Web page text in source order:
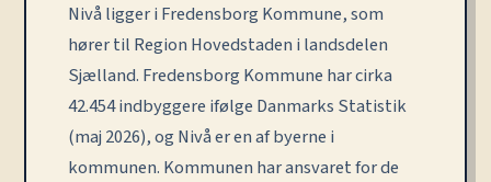
Nivå ligger i Fredensborg Kommune, som
hører til Region Hovedstaden i landsdelen
Sjælland. Fredensborg Kommune har cirka
42.454 indbyggere ifølge Danmarks Statistik
(maj 2026), og Nivå er en af byerne i
kommunen. Kommunen har ansvaret for de